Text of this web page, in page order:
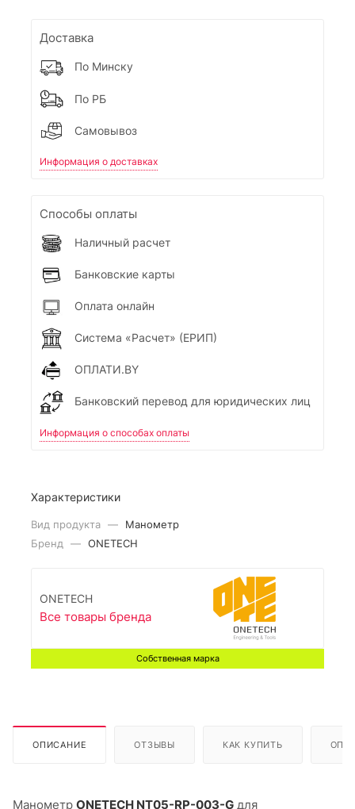
Доставка
По Минску
По РБ
Самовывоз
Информация о доставках
Способы оплаты
Наличный расчет
Банковские карты
Оплата онлайн
Система «Расчет» (ЕРИП)
ОПЛАТИ.BY
Банковский перевод для юридических лиц
Информация о способах оплаты
Характеристики
Вид продукта —
Манометр
Бренд — ONETECH
ONETECH
Все товары бренда
Собственная марка
ОПИСАНИЕ ОТЗЫВЫ КАК КУПИТЬ
Манометр ONETECH NT05-RP-003-G для